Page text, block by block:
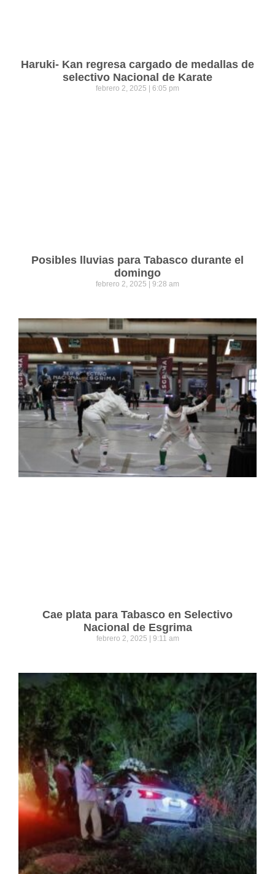
Haruki- Kan regresa cargado de medallas de
selectivo Nacional de Karate
febrero 2, 2025 6:05 pm
Posibles lluvias para Tabasco durante el
domingo
febrero 2, 2025 9:28 am
Cae plata para Tabasco en Selectivo
Nacional de Esgrima
febrero 2, 2025 9:11 am